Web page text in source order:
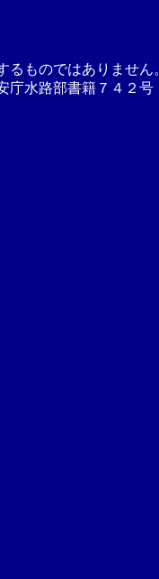
るものではありませ
庁水路部書籍７４２